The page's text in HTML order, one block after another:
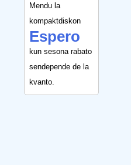
Mendu la
kompaktdiskon
Espero
kun sesona rabato
sendepende de la
kvanto.